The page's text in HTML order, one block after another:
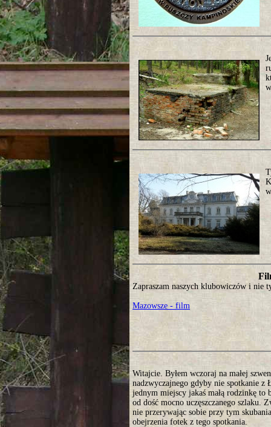
Zapraszam naszych klubowiczów i nie
Mazowsze - film
Witajcie. Byłem wczoraj na małej
nadzwyczajnego gdyby nie spotkanie
jednym miejscy jakaś małą rodzinkę to
od dość mocno uczęszczanego szlaku.
nie przerywając sobie przy tym
obejrzenia fotek z tego spotkania.